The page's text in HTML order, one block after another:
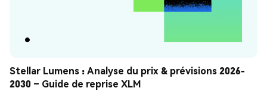
Stellar Lumens : Analyse du prix & prévisions 2026-
2030 – Guide de reprise XLM